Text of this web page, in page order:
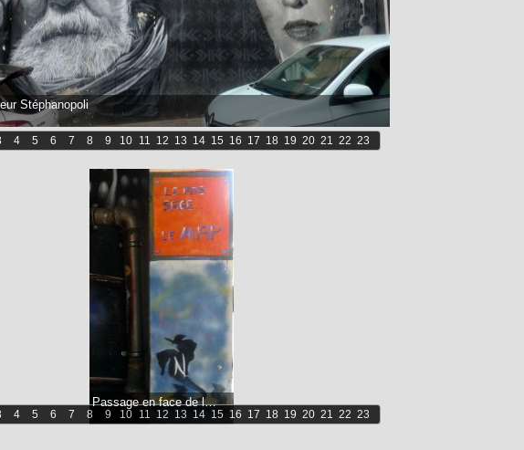
Passage en face de la Préfecture
4 5 6 7 8 9 10 11 12 13 14 15 16 17 18 19 20 21 22 23
Stéphanopoli
4 5 6 7 8 9 10 11 12 13 14 15 16 17 18 19 20 21 22 23